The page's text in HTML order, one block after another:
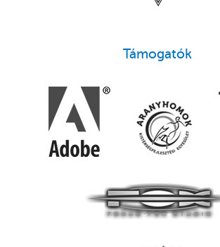
Támogatók